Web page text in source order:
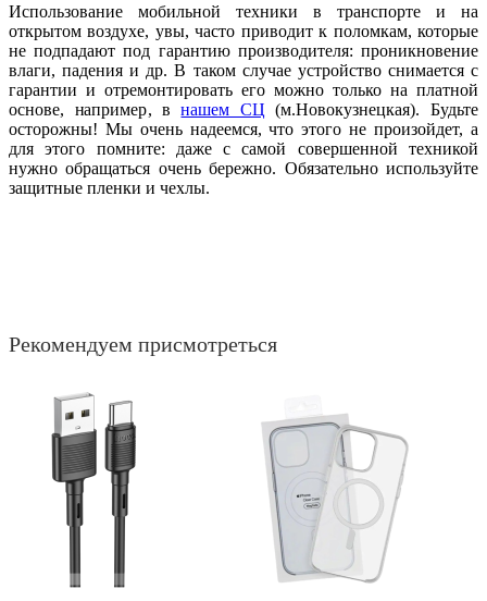
Использование мобильной техники в транспорте и на
открытом воздухе, увы, часто приводит к поломкам, которые
не подпадают под гарантию производителя: проникновение
влаги, падения и др. В таком случае устройство снимается с
гарантии и отремонтировать его можно только на платной
основе, например, внашем СЦ (м.Новокузнецкая). Будьте
осторожны! Мы очень надеемся, что этого не произойдет, а
для этого помните: даже с самой совершенной техникой
нужно обращаться очень бережно. Обязательно используйте
защитные пленки и чехлы.
Рекомендуем присмотреться